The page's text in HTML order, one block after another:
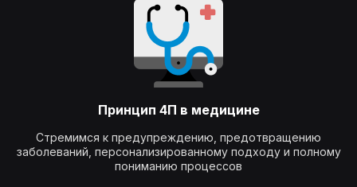
Принцип 4П в медицине
Стремимся к предупреждению, предотвращению
заболеваний, персонализированному подходу и полному
пониманию процессов